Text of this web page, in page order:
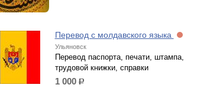
Перевод с молдавского языка
Ульяновск
Перевод паспорта, печати, штампа,
трудовой книжки, справки
1 000 р.